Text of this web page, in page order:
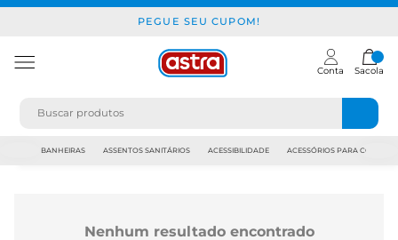
PEGUE SEU CUPOM!
Conta Sacola
BANHEIRAS ASSENTOS SANITÁRIOS ACESSIBILIDADE ACESSÓRIOS PARA
Nenhum resultado encontrado